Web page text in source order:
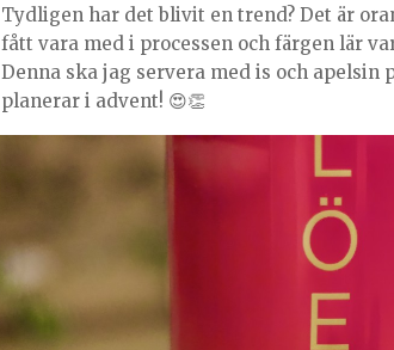
Tydligen har det blivit en trend? Det är
fått vara med i processen och färgen lär
Denna ska jag servera med is och apelsin
planerar i advent! 😍👏